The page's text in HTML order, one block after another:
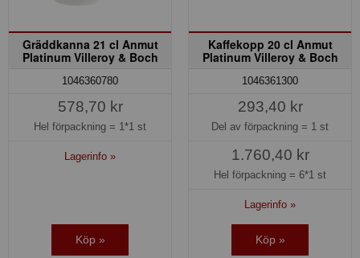
Gräddkanna 21 cl Anmut
Platinum Villeroy & Boch
1046360780
578,70 kr
Hel förpackning = 1*1 st
Lagerinfo »
Köp »
Kaffekopp 20 cl Anmut
Platinum Villeroy & Boch
1046361300
293,40 kr
Del av förpackning = 1 st
1.760,40 kr
Hel förpackning = 6*1 st
Lagerinfo »
Köp »